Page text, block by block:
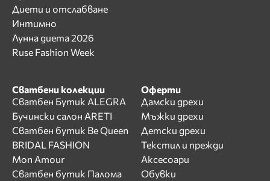
Диети и отслабване
Интимно
Лунна диета 2026
Ruse Fashion Week
Сватбени колекции
Сватбен Бутик ALEGRA
Бучински салон ARETI
Сватбен бутик Be Queen
BRIDAL FASHION
Mon Amour
Сватбен бутик Палома
Оферти
Дамски дрехи
Мъжки дрехи
Детски дрехи
Текстил и прежди
Аксесоари
Обувки